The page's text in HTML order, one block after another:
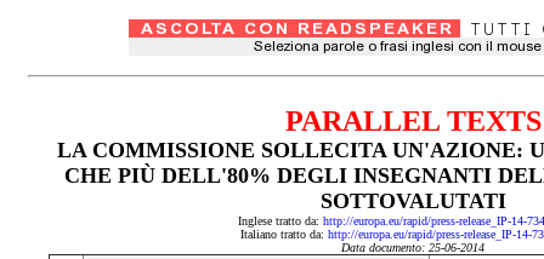
PARALLEL TEXTS
LA COMMISSIONE SOLLECITA UN'AZIONE:
CHE PIÙ DELL'80% DEGLI INSEGNANTI
SOTTOVALUTATI
Inglese tratto da: http://europa.eu/rapid/press-release_IP-14-
Italiano tratto da: http://europa.eu/rapid/press-release_IP-14-
Data documento: 25-06-2014